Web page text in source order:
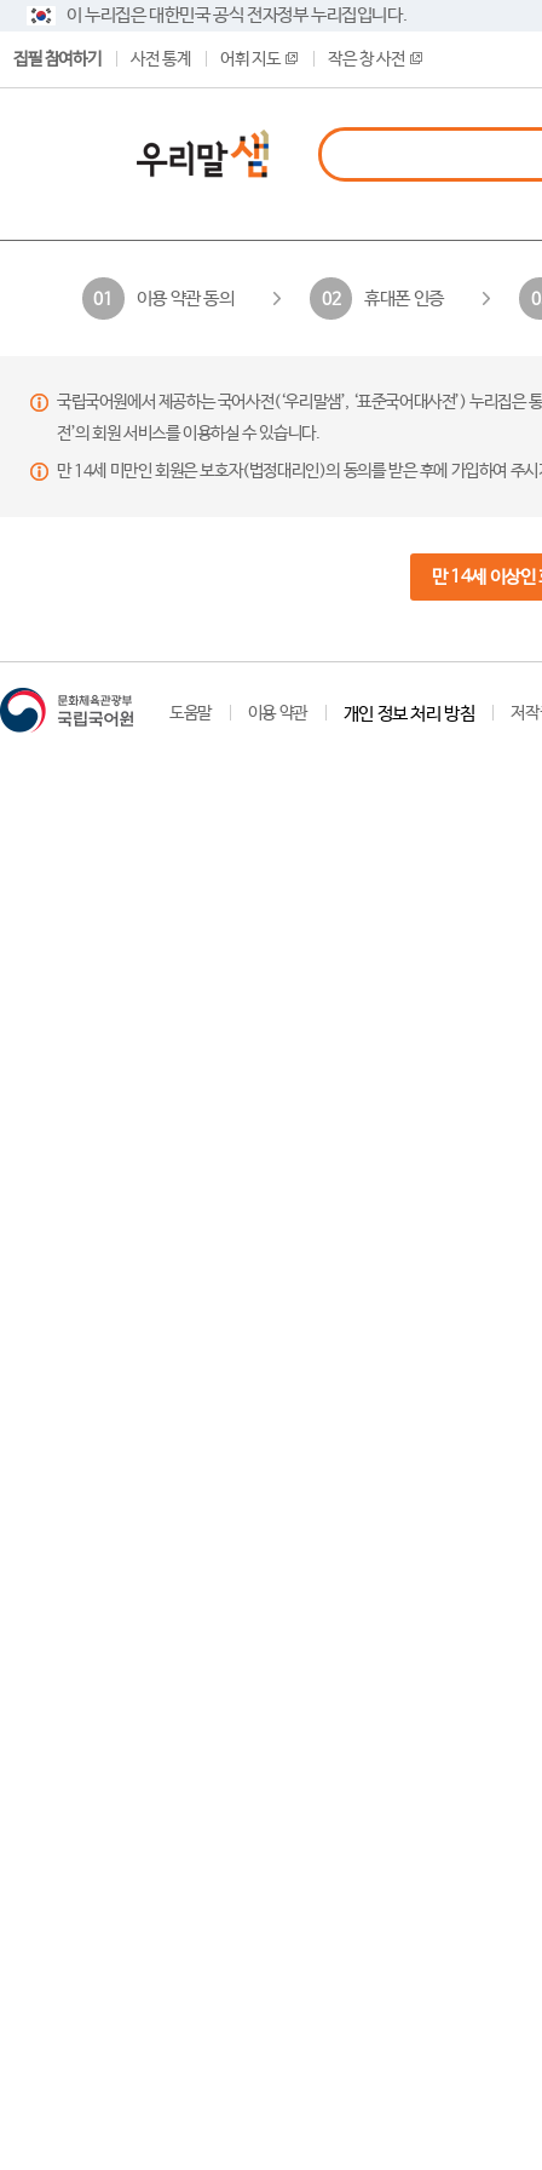
이 누리집은 대한민국 공식 전자정부 누리집입니다.
집필 참여하기 사전 통계 어휘 지도 작은 창 사전
01 이용 약관 동의 02 휴대폰 인증
국립국어원에서 제공하는 국어사전(‘우리말샘’, ‘표준국어대사전’) 누리집
전’의 회원 서비스를 이용하실 수 있습니다.
만 14세 미만인 회원은 보호자(법정대리인)의 동의를 받은 후에 가입하여 주
만 14세 이상인
도움말 이용 약관 개인 정보 처리 방침 저